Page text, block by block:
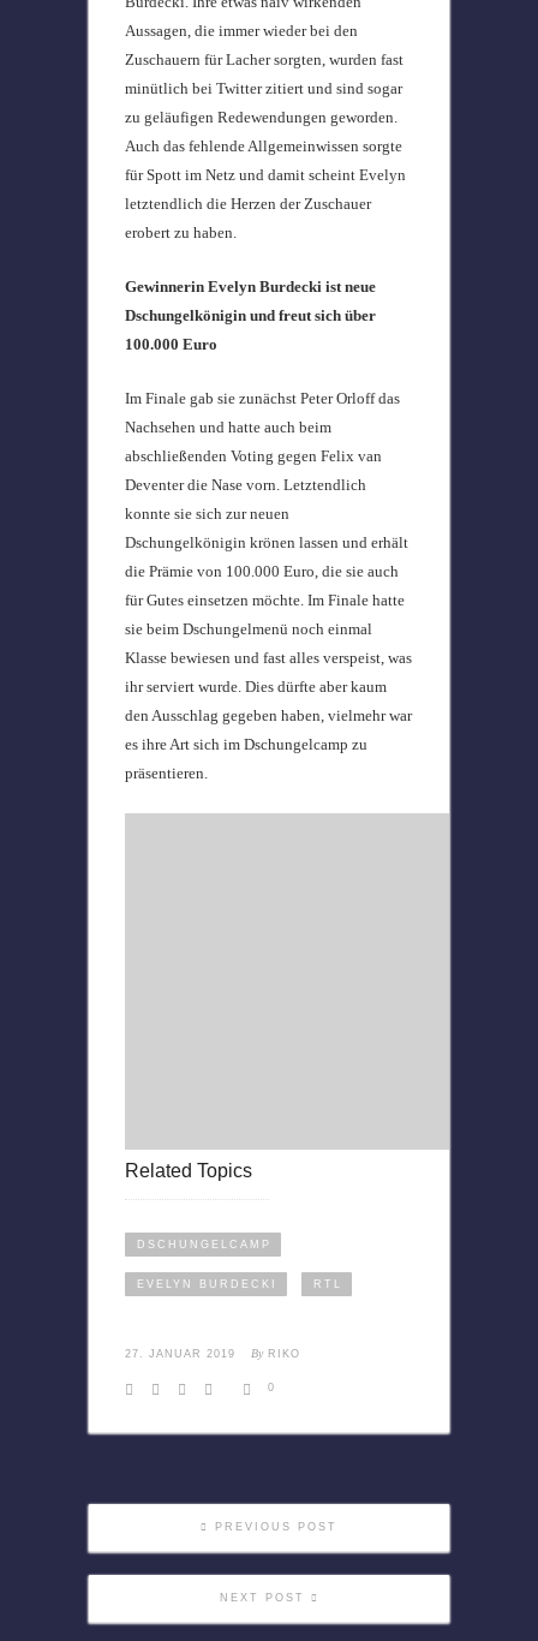
Aussagen, die immer wieder bei den
Zuschauern für Lacher sorgten, wurden fast
minütlich bei Twitter zitiert und sind sogar
zu geläufigen Redewendungen geworden.
Auch das fehlende Allgemeinwissen sorgte
für Spott im Netz und damit scheint Evelyn
letztendlich die Herzen der Zuschauer
erobert zu haben.
Gewinnerin Evelyn Burdecki ist neue
Dschungelkönigin und freut sich über
100.000 Euro
Im Finale gab sie zunächst Peter Orloff das
Nachsehen und hatte auch beim
abschließenden Voting gegen Felix van
Deventer die Nase vorn. Letztendlich
konnte sie sich zur neuen
Dschungelkönigin krönen lassen und erhält
die Prämie von 100.000 Euro, die sie auch
für Gutes einsetzen möchte. Im Finale hatte
sie beim Dschungelmenü noch einmal
Klasse bewiesen und fast alles verspeist, was
ihr serviert wurde. Dies dürfte aber kaum
den Ausschlag gegeben haben, vielmehr war
es ihre Art sich im Dschungelcamp zu
präsentieren.
Related Topics
DSCHUNGELCAMP
EVELYN BURDECKI RTL
27. JANUAR 2019 By RIKO
0
PREVIOUS POST
NEXT POST